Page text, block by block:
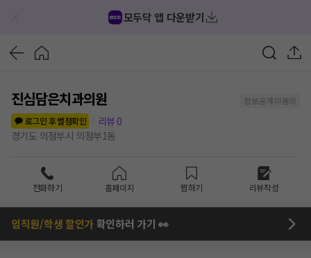
모두닥 앱 다운받기
진심담은치과의원
정보공개 미동의
로그인 후 별점확인
리뷰 0
경기도 의정부시 의정부1동
전화하기 홈페이지 찜하기 리뷰작성
임직원/학생 할인가확인하러 가기 👀